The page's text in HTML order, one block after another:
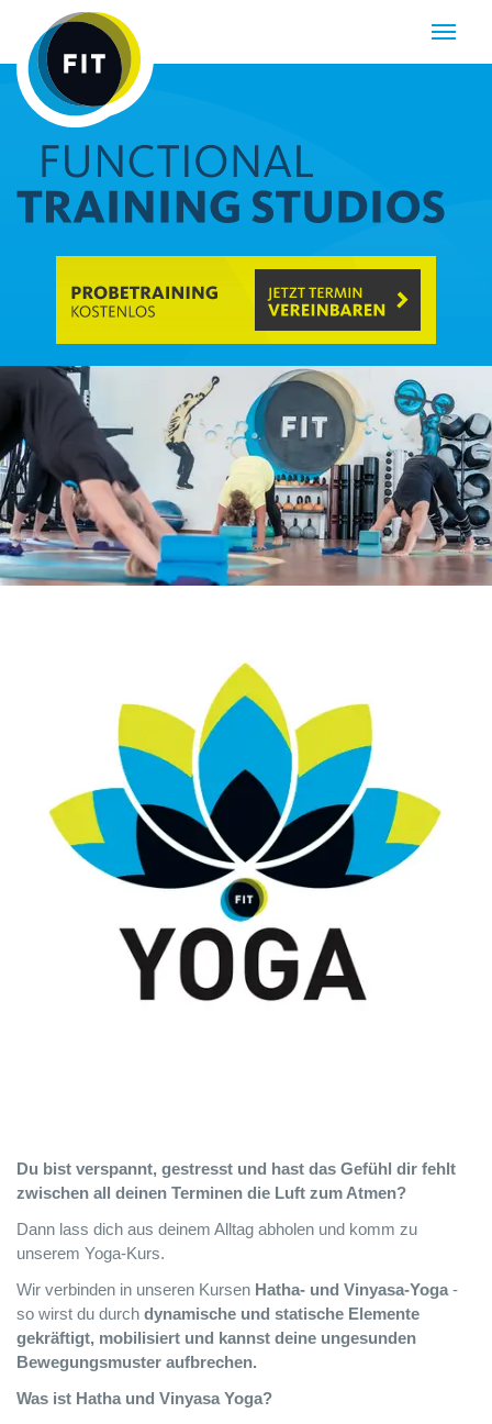
öffnen
Du bist verspannt, gestresst und hast das Gefühl dir fehlt
zwischen all deinen Terminen die Luft zum Atmen?
Dann lass dich aus deinem Alltag abholen und komm zu
unserem Yoga-Kurs.
Wir verbinden in unseren Kursen Hatha- und Vinyasa-Yoga -
so wirst du durch dynamische und statische Elemente
gekräftigt, mobilisiert und kannst deine ungesunden
Bewegungsmuster aufbrechen.
Was ist Hatha und Vinyasa Yoga?